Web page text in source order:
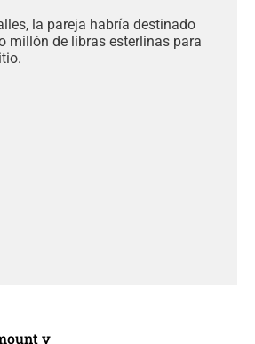
la pareja habría destinado
millón de libras esterlinas para
y